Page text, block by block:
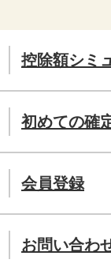
控除額シミ
初めての確
会員登録
お問い合わ